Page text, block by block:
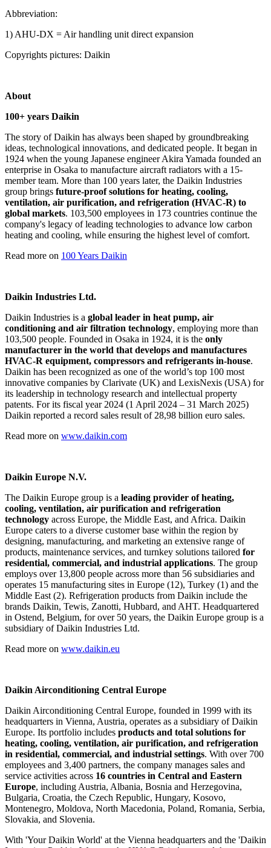
Abbreviation:
1) AHU-DX = Air handling unit direct expansion
Copyrights pictures: Daikin
About
100+ years Daikin
The story of Daikin has always been shaped by groundbreaking
ideas, technological innovations, and dedicated people. It began in
1924 when the young Japanese engineer Akira Yamada founded an
enterprise in Osaka to manufacture aircraft radiators with a 15-
member team. More than 100 years later, the Daikin Industries
group brings future-proof solutions for heating, cooling,
ventilation, air purification, and refrigeration (HVAC-R) to
global markets. 103,500 employees in 173 countries continue the
company's legacy of leading technologies to advance low carbon
heating and cooling, while ensuring the highest level of comfort.
Read more on 100 Years Daikin
Daikin Industries Ltd.
Daikin Industries is a global leader in heat pump, air
conditioning and air filtration technology, employing more than
103,500 people. Founded in Osaka in 1924, it is the only
manufacturer in the world that develops and manufactures
HVAC-R equipment, compressors and refrigerants in-house.
Daikin has been recognized as one of the world’s top 100 most
innovative companies by Clarivate (UK) and LexisNexis (USA) for
its leadership in technology research and intellectual property
patents. For its fiscal year 2024 (1 April 2024 – 31 March 2025)
Daikin reported a record sales result of 28,98 billion euro sales.
Read more on www.daikin.com
Daikin Europe N.V.
The Daikin Europe group is a leading provider of heating,
cooling, ventilation, air purification and refrigeration
technology across Europe, the Middle East, and Africa. Daikin
Europe caters to a diverse customer base within the region by
designing, manufacturing, and marketing an extensive range of
products, maintenance services, and turnkey solutions tailored for
residential, commercial, and industrial applications. The group
employs over 13,800 people across more than 56 subsidiaries and
operates 15 manufacturing sites in Europe (12), Turkey (1) and the
Middle East (2). Refrigeration products from Daikin include the
brands Daikin, Tewis, Zanotti, Hubbard, and AHT. Headquartered
in Ostend, Belgium, for over 50 years, the Daikin Europe group is a
subsidiary of Daikin Industries Ltd.
Read more on www.daikin.eu
Daikin Airconditioning Central Europe
Daikin Airconditioning Central Europe, founded in 1999 with its
headquarters in Vienna, Austria, operates as a subsidiary of Daikin
Europe. Its portfolio includes products and total solutions for
heating, cooling, ventilation, air purification, and refrigeration
in residential, commercial, and industrial settings. With over 700
employees and 3,400 partners, the company manages sales and
service activities across 16 countries in Central and Eastern
Europe, including Austria, Albania, Bosnia and Herzegovina,
Bulgaria, Croatia, the Czech Republic, Hungary, Kosovo,
Montenegro, Moldova, North Macedonia, Poland, Romania, Serbia,
Slovakia, and Slovenia.
With 'Your Daikin World' at the Vienna headquarters and the 'Daikin